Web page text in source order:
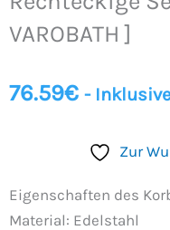
VAROBATH ]
76.59€ -
Zur
Eigenschaften des
Material: Edelstahl
]